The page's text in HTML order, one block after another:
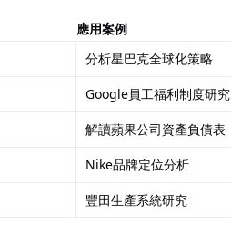
應用案例
分析星巴克全球化策略
Google員工福利制度研究
解讀蘋果公司資產負債表
Nike品牌定位分析
豐田生產系統研究